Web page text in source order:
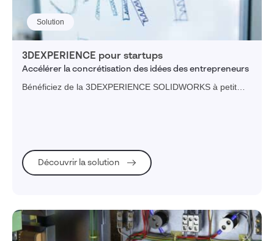
Solution
3DEXPERIENCE pour startups
Accélérer la concrétisation des idées des entrepreneurs
Bénéficiez de la 3DEXPERIENCE SOLIDWORKS à petit
Découvrir la solution